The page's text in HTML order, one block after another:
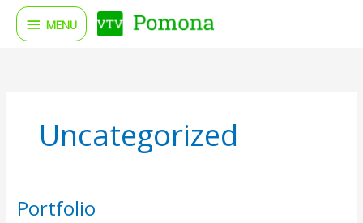
MENU
MENU
Uncategorized
Portfolio
Portfolio